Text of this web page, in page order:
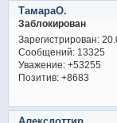
ТамараО.
Заблокирован
Зарегистрирован:
Сообщений:13325
Уважение: +53255
Позитив: +8683